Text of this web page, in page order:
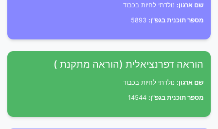
שם ארגון: נולדתי לחיות בכבוד
מספר תוכנית בגפ"ן:
הוראה דפרנציאלית (הוראה מתקנת )
שם ארגון: נולדתי לחיות בכבוד
מספר תוכנית בגפ"ן: